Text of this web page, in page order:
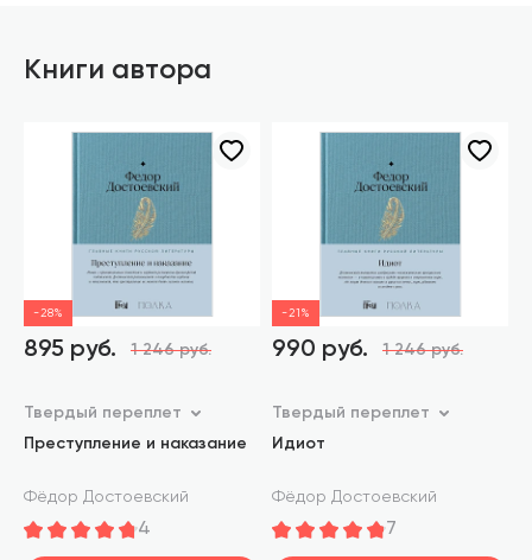
Книги автора
-28%
895 руб. 1 246 руб.
Твердый переплет
Преступление и наказание
Фёдор Достоевский
4
-21%
990 руб. 1 246 руб.
Твердый переплет
Идиот
Фёдор Достоевский
7